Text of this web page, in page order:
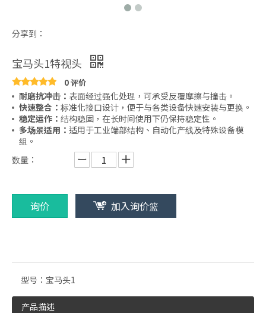
分享到：
宝马头1特视头
0 评价
耐磨抗冲击： 表面经过强化处理，可承受反覆摩擦与撞击。
快速整合： 标准化接口设计，便于与各类设备快速安装与更换。
稳定运作： 结构稳固，在长时间使用下仍保持稳定性。
多场景适用： 适用于工业端部结构、自动化产线及特殊设备模
组。
数量：
询价 加入询价篮
型号： 宝马头1
产品描述